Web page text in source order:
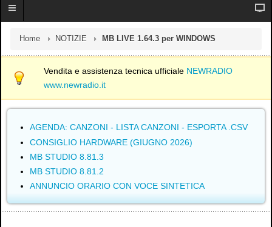
Home NOTIZIE MB LIVE 1.64.3 per WINDOWS
Vendita e assistenza tecnica ufficiale NEWRADIO
www.newradio.it
AGENDA: CANZONI - LISTA CANZONI - ESPORTA .CSV
CONSIGLIO HARDWARE (GIUGNO 2026)
MB STUDIO 8.81.3
MB STUDIO 8.81.2
ANNUNCIO ORARIO CON VOCE SINTETICA